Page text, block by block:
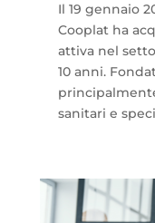
Il 19 gennaio
Cooplat ha
attiva nel
10 anni.
sanitari e